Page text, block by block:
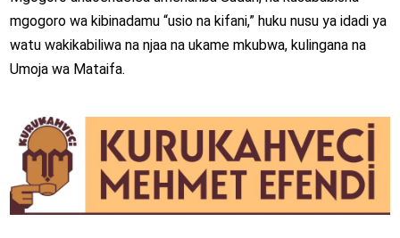
mgogoro wa kibinadamu “usio na kifani,” huku nusu ya idadi ya
watu wakikabiliwa na njaa na ukame mkubwa, kulingana na
Umoja wa Mataifa.